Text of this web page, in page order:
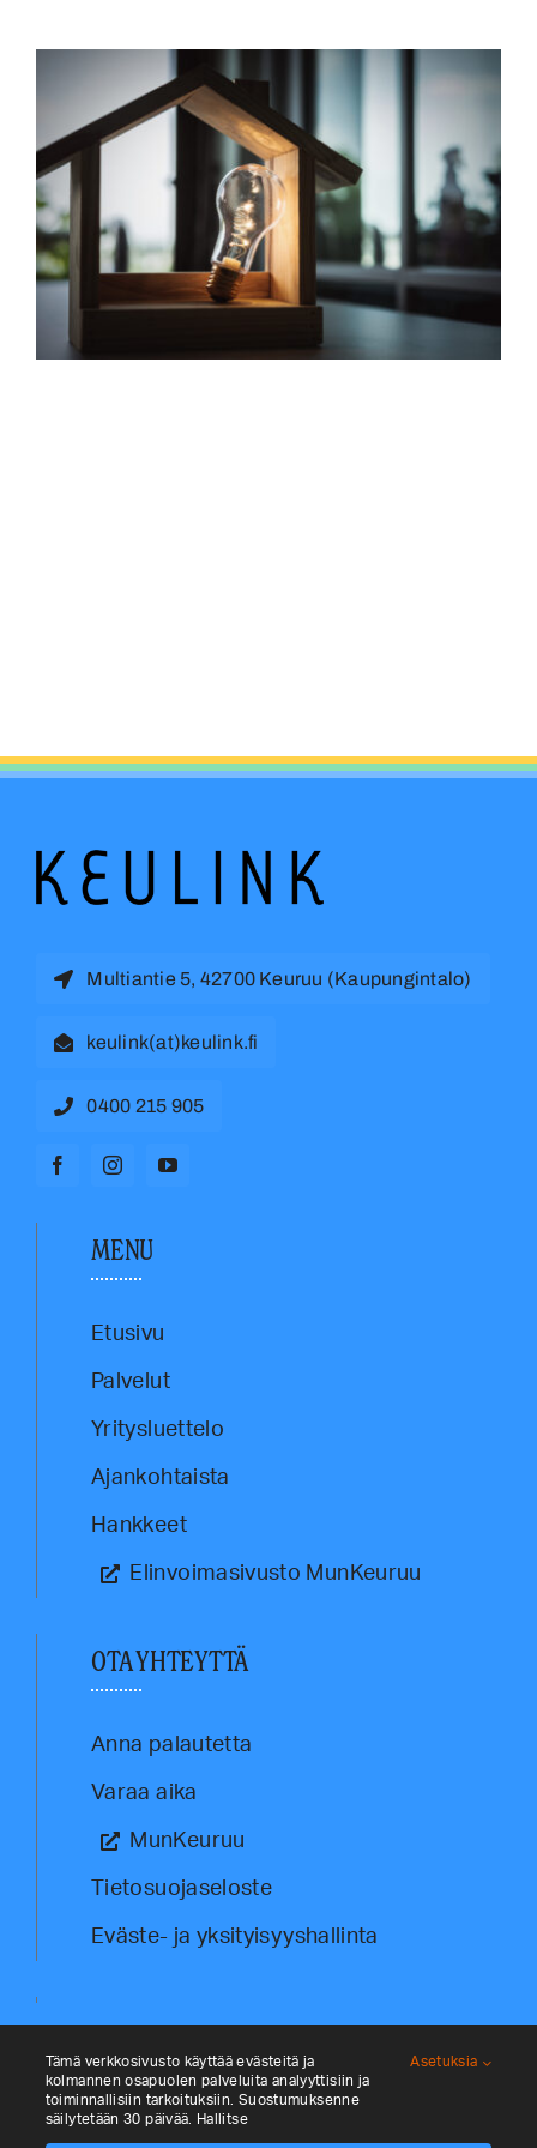
Multiantie 5, 42700 Keuruu (Kaupungintalo)
keulink(at)keulink.fi
0400 215 905
MENU
Etusivu
Palvelut
Yritysluettelo
Ajankohtaista
Hankkeet
Elinvoimasivusto MunKeuruu
OTA YHTEYTTÄ
Anna palautetta
Varaa aika
MunKeuruu
Tietosuojaseloste
Eväste- ja yksityisyyshallinta
Tämä verkkosivusto käyttää evästeitä ja
kolmannen osapuolen palveluita analyyttisiin ja
toiminnallisiin tarkoituksiin. Suostumuksenne
säilytetään 30 päivää. Hallitse
Asetuksia